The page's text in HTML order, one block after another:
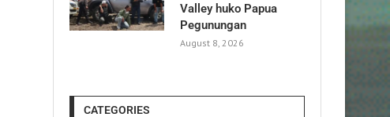
Valley huko Papua
Pegunungan
August 8, 2026
CATEGORIES